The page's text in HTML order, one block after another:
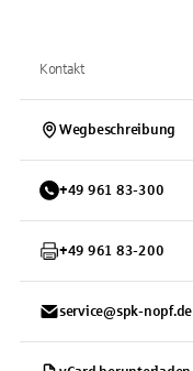
Kontakt
Wegbeschreibung
+49 961 83-300
+49 961 83-200
service@spk-nopf.de